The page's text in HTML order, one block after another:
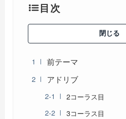
目次
閉じる
前テーマ
アドリブ
2コーラス目
3コーラス目